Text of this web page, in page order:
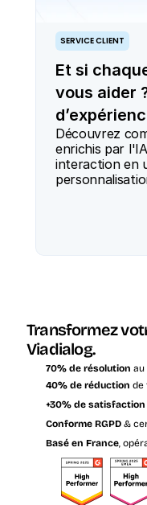
Et si
vous aider
SERVICE CLIENT
Découvrez
enrichis par
interaction en
Transformez
Viadialog.
70% de résolution au
40% de réduction de
+30% de satisfaction
Conforme RGPD &
Basé en France,